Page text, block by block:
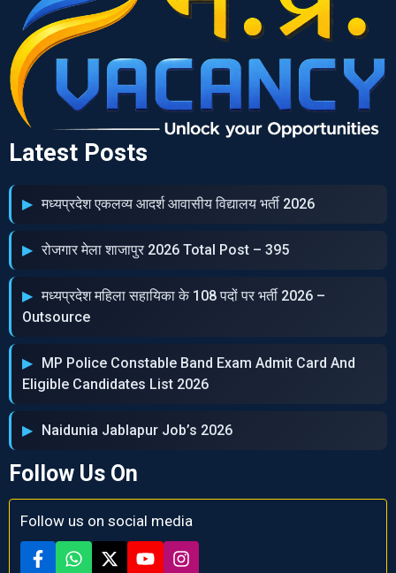
Latest Posts
मध्‍यप्रदेश एकलव्‍य आदर्श आवासीय विद्यालय भर्ती 2026
रोजगार मेला शाजापुर 2026 Total Post – 395
मध्‍यप्रदेश महिला सहायिका के 108 पदों पर भर्ती 2026 –
Outsource
MP Police Constable Band Exam Admit Card And
Eligible Candidates List 2026
Naidunia Jablapur Job’s 2026
Follow Us On
Follow us on social media